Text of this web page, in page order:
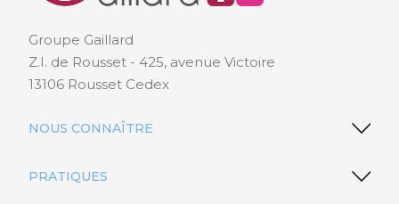
Groupe Gaillard
Z.I. de Rousset - 425, avenue Victoire
13106 Rousset Cedex
NOUS CONNAÎTRE
PRATIQUES